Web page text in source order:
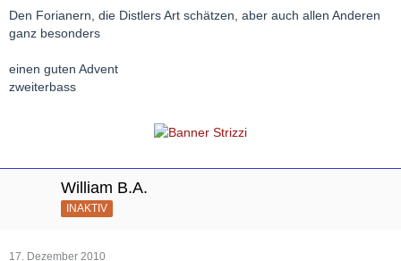
Den Forianern, die Distlers Art schätzen, aber auch allen Anderen
ganz besonders
einen guten Advent
zweiterbass
William B.A.
INAKTIV
17. Dezember 2010